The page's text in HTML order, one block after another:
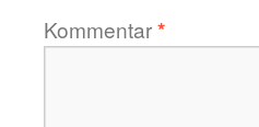
Kommentar*